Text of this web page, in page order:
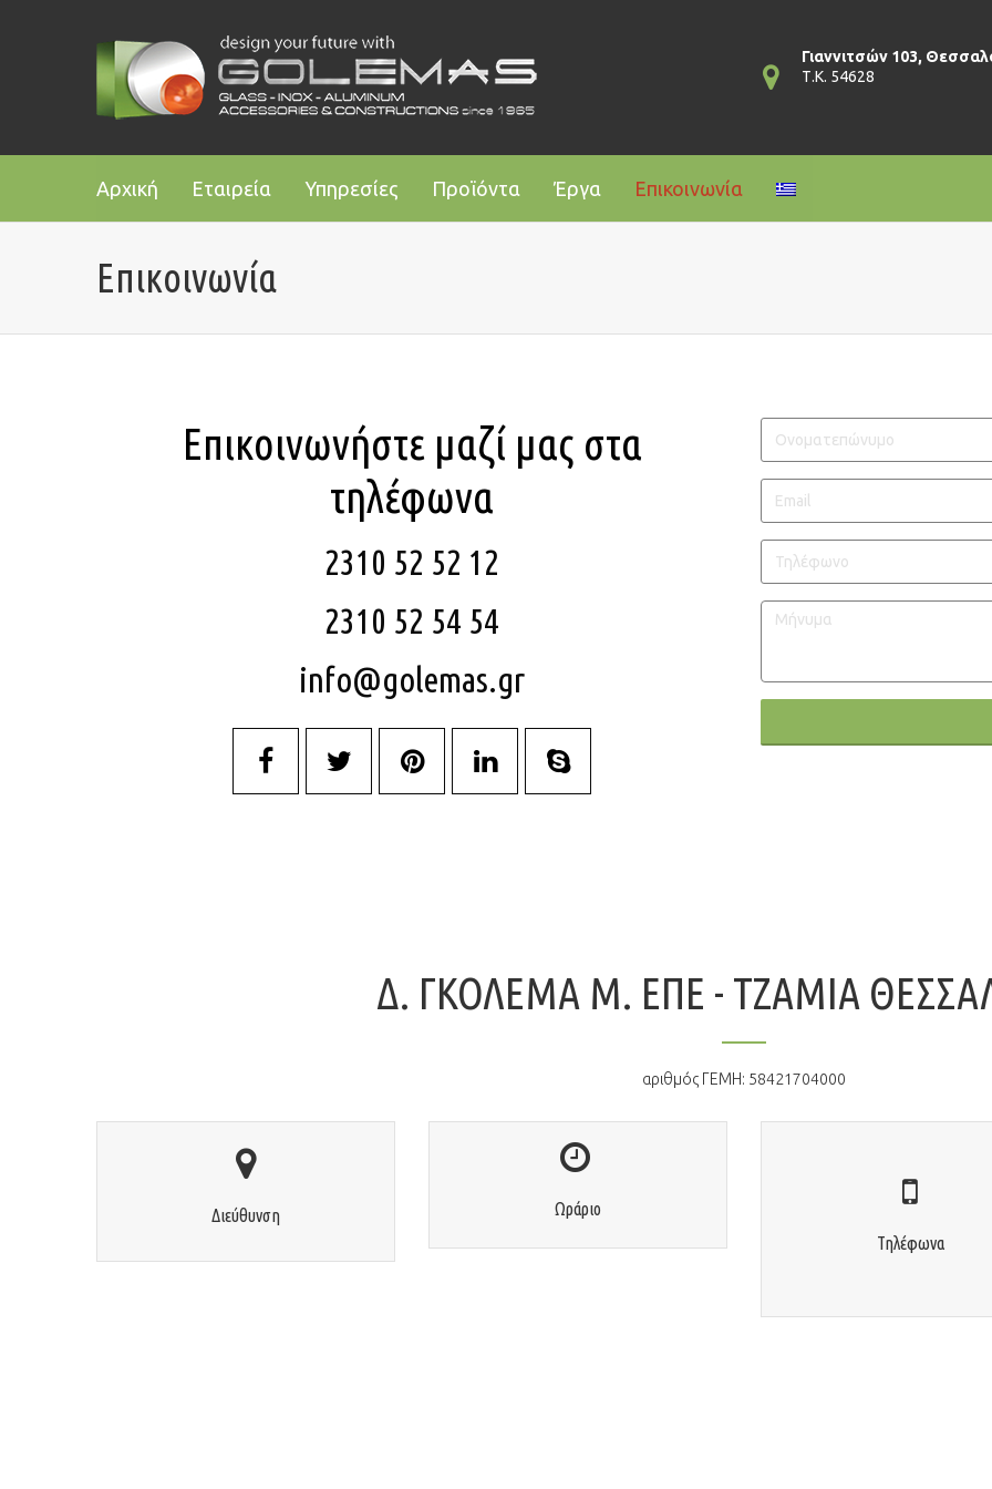
Γιαννιτσών 103,
Τ.Κ. 54628
Αρχική Εταιρεία Υπηρεσίες Προϊόντα Έργα Επικοινωνία
Επικοινωνία
Επικοινωνήστε μαζί μας στα
τηλέφωνα
2310 52 52 12
2310 52 54 54
info@golemas.gr
Ονοματεπώνυμο
Τηλέφωνο
Μήνυμα
Δ. ΓΚΟΛΕΜΑ Μ. ΕΠΕ - ΤΖΆΜΙΑ
αριθμός ΓΕΜΗ: 58421704000
Διεύθυνση
Διεύθυνση
Γιαννιτσών 103, Θεσσαλονίκη
Τ.Κ. 54628
Ωράριο
Ωράριο
Δευ- Παρ 8:30 - 18:00
Τηλέφωνα
Τηλ.: +30 2310 52 52 12,
Κιν.: +30 6945 232592,